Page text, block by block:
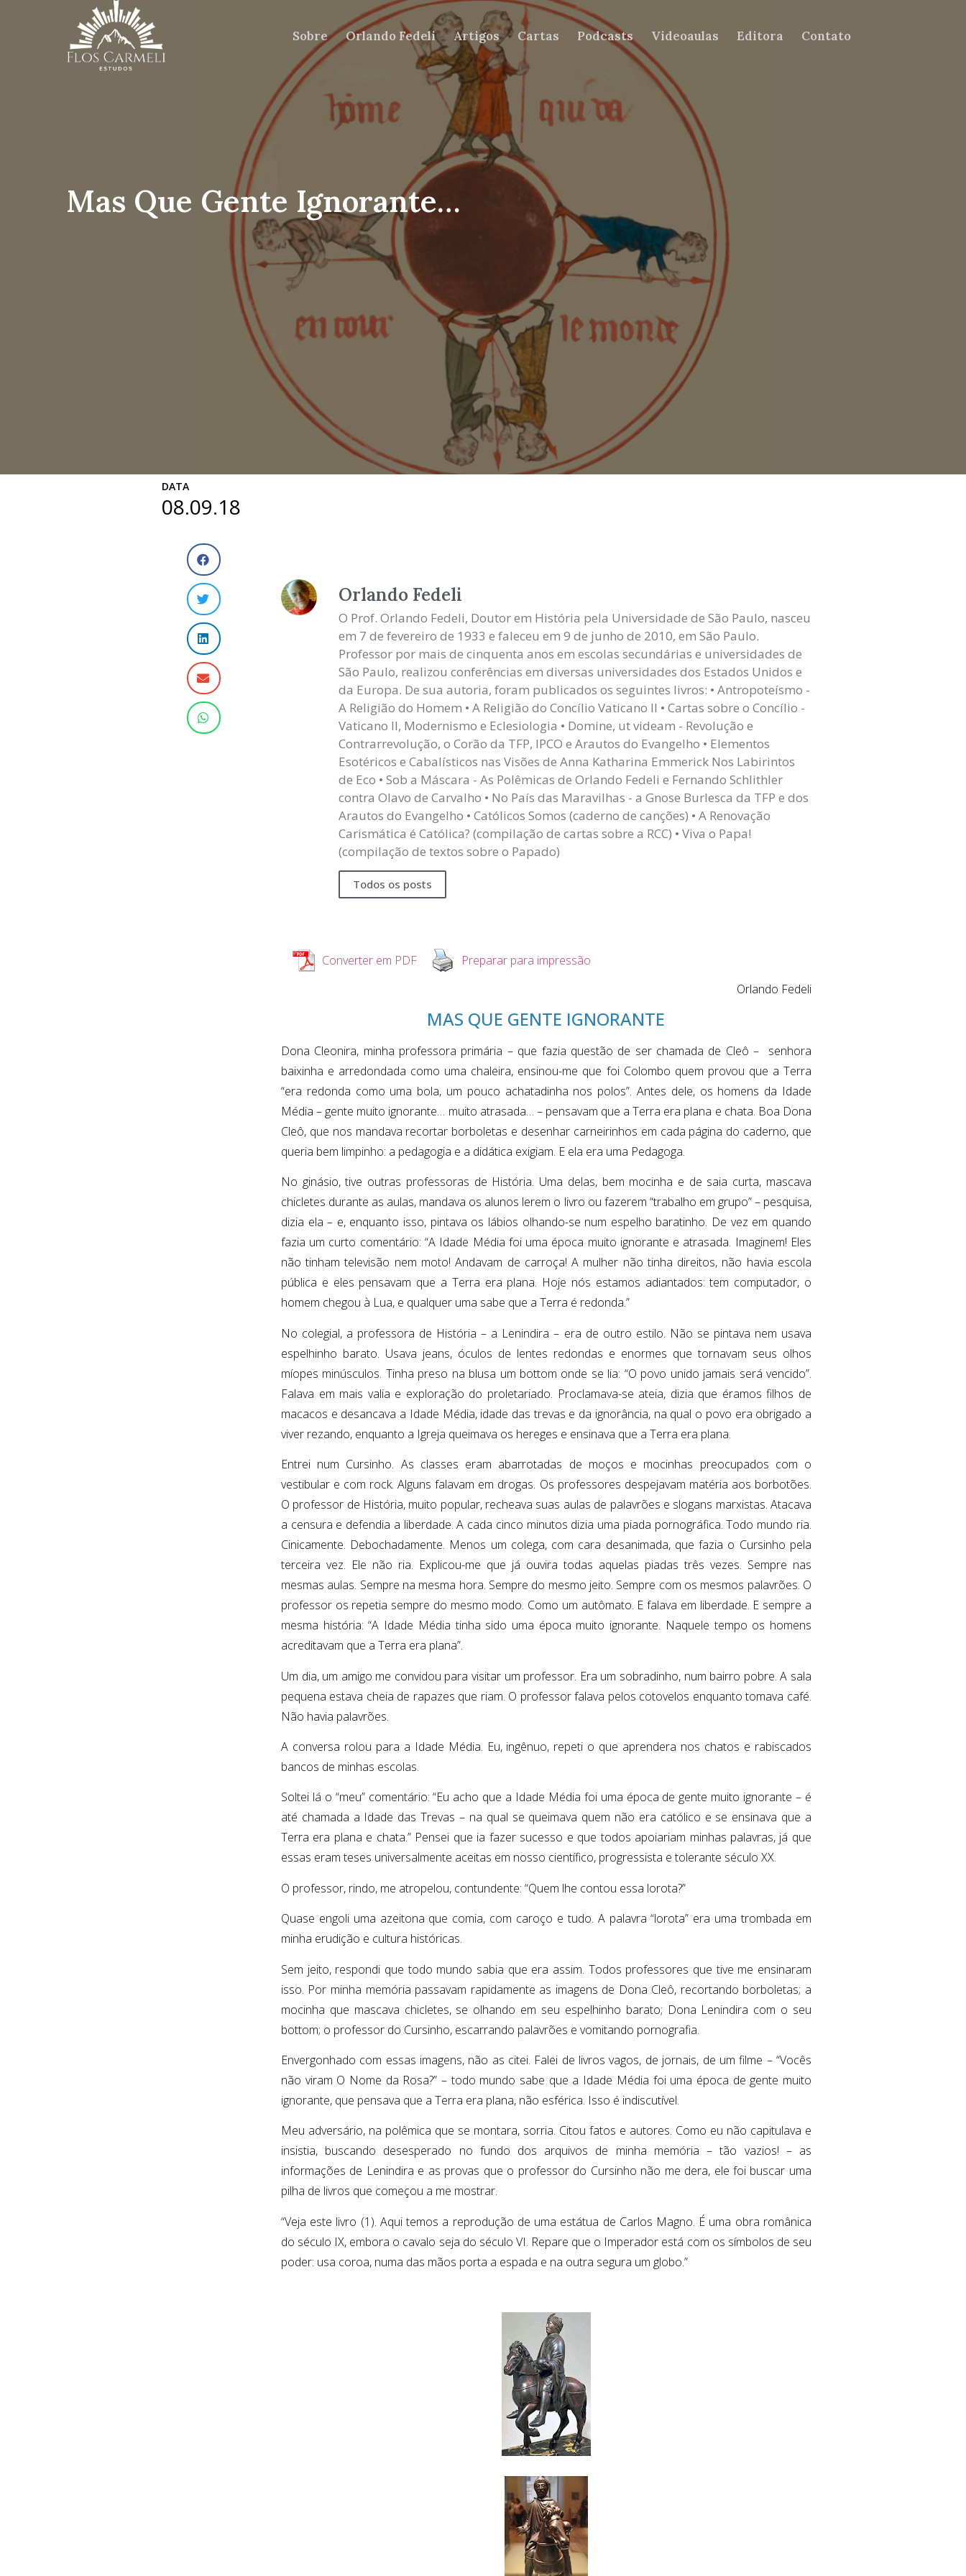
Sobre Orlando Fedeli Artigos Cartas Podcasts Videoaulas Editora Contato
Mas Que Gente Ignorante…
DATA
08.09.18
Orlando Fedeli
O Prof. Orlando Fedeli, Doutor em História pela Universidade de São Paulo, nasceu
em 7 de fevereiro de 1933 e faleceu em 9 de junho de 2010, em São Paulo.
Professor por mais de cinquenta anos em escolas secundárias e universidades de
São Paulo, realizou conferências em diversas universidades dos Estados Unidos e
da Europa. De sua autoria, foram publicados os seguintes livros: • Antropoteísmo -
A Religião do Homem • A Religião do Concílio Vaticano II • Cartas sobre o Concílio -
Vaticano II, Modernismo e Eclesiologia • Domine, ut videam - Revolução e
Contrarrevolução, o Corão da TFP, IPCO e Arautos do Evangelho • Elementos
Esotéricos e Cabalísticos nas Visões de Anna Katharina Emmerick Nos Labirintos
de Eco • Sob a Máscara - As Polêmicas de Orlando Fedeli e Fernando Schlithler
contra Olavo de Carvalho • No País das Maravilhas - a Gnose Burlesca da TFP e dos
Arautos do Evangelho • Católicos Somos (caderno de canções) • A Renovação
Carismática é Católica? (compilação de cartas sobre a RCC) • Viva o Papa!
(compilação de textos sobre o Papado)
Todos os posts
Converter em PDF
Preparar para impressão
Orlando Fedeli
MAS QUE GENTE IGNORANTE
Dona Cleonira, minha professora primária – que fazia questão de ser chamada de Cleô – senhora
baixinha e arredondada como uma chaleira, ensinou-me que foi Colombo quem provou que a Terra
“era redonda como uma bola, um pouco achatadinha nos polos”. Antes dele, os homens da Idade
Média – gente muito ignorante… muito atrasada… – pensavam que a Terra era plana e chata. Boa Dona
Cleô, que nos mandava recortar borboletas e desenhar carneirinhos em cada página do caderno, que
queria bem limpinho: a pedagogia e a didática exigiam. E ela era uma Pedagoga.
No ginásio, tive outras professoras de História. Uma delas, bem mocinha e de saia curta, mascava
chicletes durante as aulas, mandava os alunos lerem o livro ou fazerem “trabalho em grupo” – pesquisa,
dizia ela – e, enquanto isso, pintava os lábios olhando-se num espelho baratinho. De vez em quando
fazia um curto comentário: “A Idade Média foi uma época muito ignorante e atrasada. Imaginem! Eles
não tinham televisão nem moto! Andavam de carroça! A mulher não tinha direitos, não havia escola
pública e eles pensavam que a Terra era plana. Hoje nós estamos adiantados: tem computador, o
homem chegou à Lua, e qualquer uma sabe que a Terra é redonda.”
No colegial, a professora de História – a Lenindira – era de outro estilo. Não se pintava nem usava
espelhinho barato. Usava jeans, óculos de lentes redondas e enormes que tornavam seus olhos
míopes minúsculos. Tinha preso na blusa um bottom onde se lia: “O povo unido jamais será vencido”.
Falava em mais valia e exploração do proletariado. Proclamava-se ateia, dizia que éramos filhos de
macacos e desancava a Idade Média, idade das trevas e da ignorância, na qual o povo era obrigado a
viver rezando, enquanto a Igreja queimava os hereges e ensinava que a Terra era plana.
Entrei num Cursinho. As classes eram abarrotadas de moços e mocinhas preocupados com o
vestibular e com rock. Alguns falavam em drogas. Os professores despejavam matéria aos borbotões.
O professor de História, muito popular, recheava suas aulas de palavrões e slogans marxistas. Atacava
a censura e defendia a liberdade. A cada cinco minutos dizia uma piada pornográfica. Todo mundo ria.
Cinicamente. Debochadamente. Menos um colega, com cara desanimada, que fazia o Cursinho pela
terceira vez. Ele não ria. Explicou-me que já ouvira todas aquelas piadas três vezes. Sempre nas
mesmas aulas. Sempre na mesma hora. Sempre do mesmo jeito. Sempre com os mesmos palavrões. O
professor os repetia sempre do mesmo modo. Como um autômato. E falava em liberdade. E sempre a
mesma história: “A Idade Média tinha sido uma época muito ignorante. Naquele tempo os homens
acreditavam que a Terra era plana”.
Um dia, um amigo me convidou para visitar um professor. Era um sobradinho, num bairro pobre. A sala
pequena estava cheia de rapazes que riam. O professor falava pelos cotovelos enquanto tomava café.
Não havia palavrões.
A conversa rolou para a Idade Média. Eu, ingênuo, repeti o que aprendera nos chatos e rabiscados
bancos de minhas escolas.
Soltei lá o “meu” comentário: “Eu acho que a Idade Média foi uma época de gente muito ignorante – é
até chamada a Idade das Trevas – na qual se queimava quem não era católico e se ensinava que a
Terra era plana e chata.” Pensei que ia fazer sucesso e que todos apoiariam minhas palavras, já que
essas eram teses universalmente aceitas em nosso científico, progressista e tolerante século XX.
O professor, rindo, me atropelou, contundente: “Quem lhe contou essa lorota?”
Quase engoli uma azeitona que comia, com caroço e tudo. A palavra “lorota” era uma trombada em
minha erudição e cultura históricas.
Sem jeito, respondi que todo mundo sabia que era assim. Todos professores que tive me ensinaram
isso. Por minha memória passavam rapidamente as imagens de Dona Cleô, recortando borboletas; a
mocinha que mascava chicletes, se olhando em seu espelhinho barato; Dona Lenindira com o seu
bottom; o professor do Cursinho, escarrando palavrões e vomitando pornografia.
Envergonhado com essas imagens, não as citei. Falei de livros vagos, de jornais, de um filme – “Vocês
não viram O Nome da Rosa?” – todo mundo sabe que a Idade Média foi uma época de gente muito
ignorante, que pensava que a Terra era plana, não esférica. Isso é indiscutível.
Meu adversário, na polêmica que se montara, sorria. Citou fatos e autores. Como eu não capitulava e
insistia, buscando desesperado no fundo dos arquivos de minha memória – tão vazios! – as
informações de Lenindira e as provas que o professor do Cursinho não me dera, ele foi buscar uma
pilha de livros que começou a me mostrar.
“Veja este livro (1). Aqui temos a reprodução de uma estátua de Carlos Magno. É uma obra românica
do século IX, embora o cavalo seja do século VI. Repare que o Imperador está com os símbolos de seu
poder: usa coroa, numa das mãos porta a espada e na outra segura um globo.”